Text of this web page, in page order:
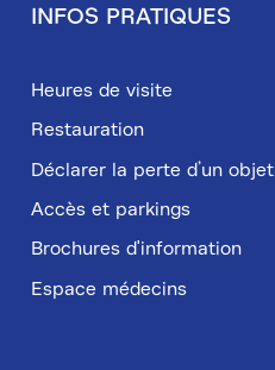
INFOS PRATIQUES
Heures de visite
Restauration
Déclarer la perte d’un objet
Accès et parkings
Brochures d'information
Espace médecins